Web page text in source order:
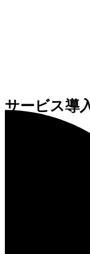
サービス導
Services Introduction
Locusサービスを